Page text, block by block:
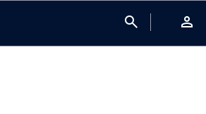
search person